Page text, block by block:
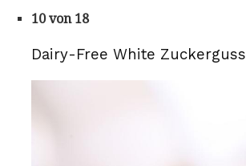
10 von 18
Dairy-Free White Zuckerguss